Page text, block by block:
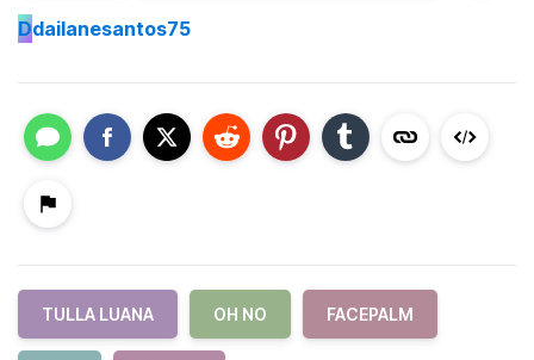
Ddailanesantos75
TULLA LUANA OH NO FACEPALM